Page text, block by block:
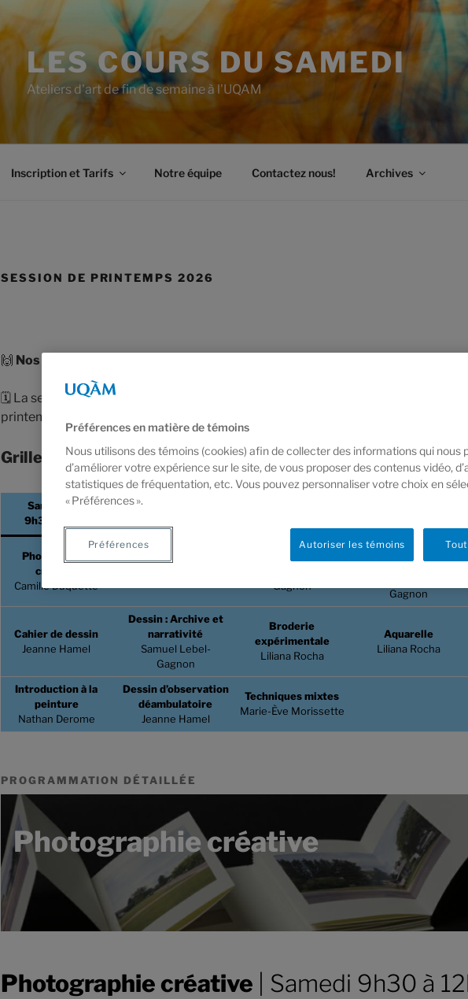
LES COURS DU SAMEDI
Ateliers d'art de fin de semaine à l'UQAM
Inscription et Tarifs Notre équipe Contactez nous! Archives
SESSION DE PRINTEMPS 2026
🙌 Nos inscriptions pour la session de printemps 2026 débutent le 11 avril à
🗓️ La session de printemps se déroulera du samedi 9 mai au lundi 15 juin 2026.
printemps des cours du samedi est à formule réduite avec seulement 6
Grille Horaire de la programmation
Samedi AM
9h30-12h30
Photographie
créative
Camille Duquette
Cyanotype
Gagnon
Introduction à la
sculpture
Gagnon
Cahier de dessin
Jeanne Hamel
Dessin : Archive et
narrativité
Samuel Lebel-
Gagnon
Broderie
expérimentale
Liliana Rocha
Aquarelle
Liliana Rocha
Introduction à la
peinture
Nathan Derome
Dessin d’observation
déambulatoire
Jeanne Hamel
Techniques mixtes
Marie-Ève Morissette
PROGRAMMATION DÉTAILLÉE
Photographie créative
Photographie créative | Samedi 9h30 à
Préférences en matière de témoins
Nous utilisons des témoins (cookies) afin de collecter des informations qui nous
d’améliorer votre expérience sur le site, de vous proposer des contenus vidéo,
statistiques de fréquentation, etc. Vous pouvez personnaliser votre choix en
« Préférences ».
Autoriser les témoins
Préférences